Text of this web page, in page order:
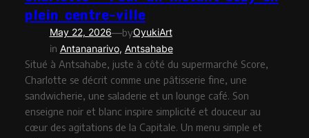
plein centre-ville
May 22, 2026—byOyukiArt
in Antananarivo, Antsahabe
Situé à Antsahabe, juste à côté du supermarché Score,
Charlotte se décrit comme une pâtisserie fine, une
sandwicherie, une saladerie et un lounge café. Son
enseigne noir et blanc inspire simplicité et douceur au
cœur des agitations de la Capitale. Un menu simple et